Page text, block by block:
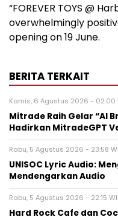
“FOREVER TOYS @
overwhelmingly
opening on 19 June.
BERITA TERKAIT
Kamis, 6 Agustus 2026 - 02:00
Mitrade Raih Gelar “AI
Hadirkan MitradeGPT
Rabu, 5 Agustus 2026 - 23:58
UNISOC Lyric Audio:
Mendengarkan Audio
Rabu, 5 Agustus 2026 - 22:15
Hard Rock Cafe dan